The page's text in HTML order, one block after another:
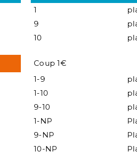
1
9
10
Coup 1€
1-9
1-10
9-10
1-NP
9-NP
10-NP